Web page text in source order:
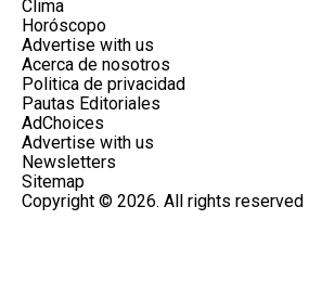
Clima
Horóscopo
Advertise with us
Acerca de nosotros
Politica de privacidad
Pautas Editoriales
AdChoices
Advertise with us
Newsletters
Sitemap
Copyright © 2026. All rights reserved